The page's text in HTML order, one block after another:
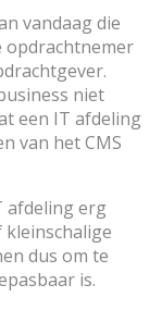
vandaag die
opdrachtnemer
niet
een IT afdeling
van het CMS
afdeling erg
dus om te
is.